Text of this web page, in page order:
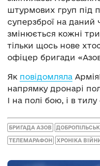
штурмових груп під
суперзброї на
змінюється кожні
тільки щось нове
офіцер бригади
Як повідомляла
напрямку дронарі
І на полі бою, і в тилу
БРИГАДА АЗОВ
ТЕЛЕМАРАФОН ХРОНІКА ВІЙНИ